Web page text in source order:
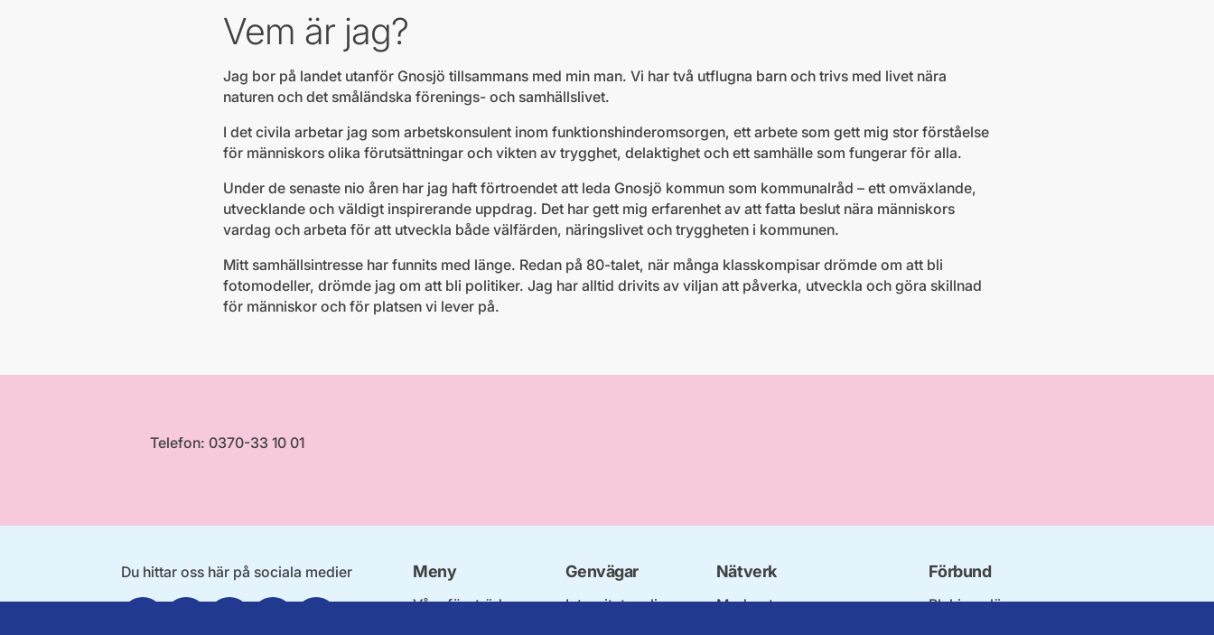
Vem är jag?
Jag bor på landet utanför Gnosjö tillsammans med min man. Vi har två utflugna barn och trivs med livet nära
naturen och det småländska förenings- och samhällslivet.
I det civila arbetar jag som arbetskonsulent inom funktionshinderomsorgen, ett arbete som gett mig stor förståelse
för människors olika förutsättningar och vikten av trygghet, delaktighet och ett samhälle som fungerar för alla.
Under de senaste nio åren har jag haft förtroendet att leda Gnosjö kommun som kommunalråd – ett omväxlande,
utvecklande och väldigt inspirerande uppdrag. Det har gett mig erfarenhet av att fatta beslut nära människors
vardag och arbeta för att utveckla både välfärden, näringslivet och tryggheten i kommunen.
Mitt samhällsintresse har funnits med länge. Redan på 80-talet, när många klasskompisar drömde om att bli
fotomodeller, drömde jag om att bli politiker. Jag har alltid drivits av viljan att påverka, utveckla och göra skillnad
för människor och för platsen vi lever på.
Telefon: 0370-33 10 01
Du hittar oss här på sociala medier
FacebookInstagramTwitterLinkedinYoutube
Meny
Våra företrädare
Genvägar
Integritetspolicy
Nätverk
Moderata
Förbund
Blekinge län